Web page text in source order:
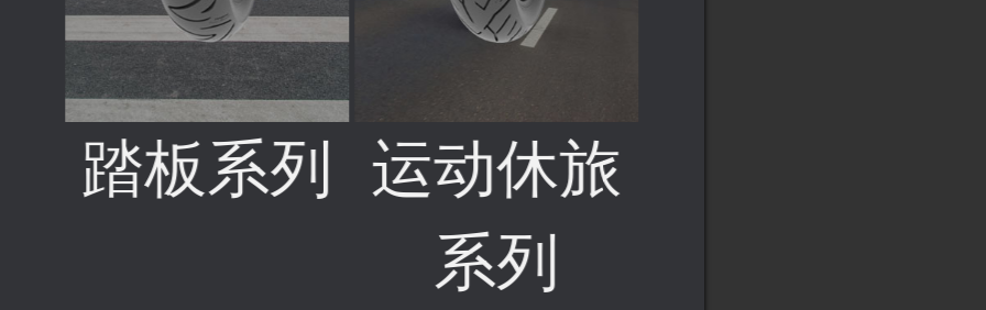
踏板系列
运动休旅
系列